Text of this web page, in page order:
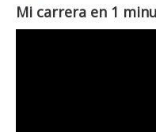
Mi carrera en 1